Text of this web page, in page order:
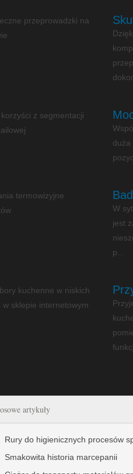
duża
W
jest
p...
artykuły
Rury do higienicznych procesów
Smakowita historia marcepanii